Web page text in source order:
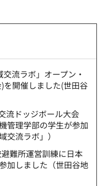
流ラボ」オープン・
を開催しました(世田谷
流ドッジボール大会
管理学部の学生が参加
交流ラボ」）
難所運営訓練に日本
加しました（世田谷地